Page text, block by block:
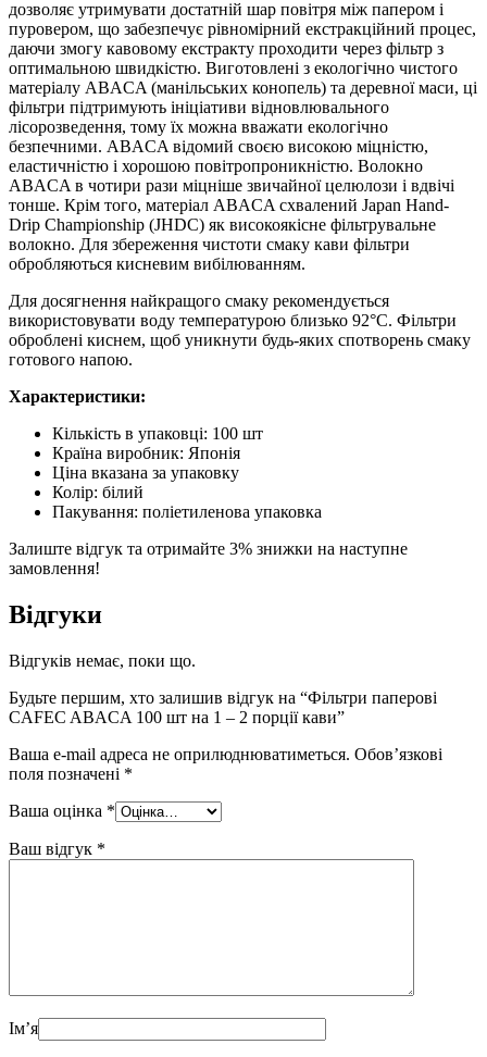
кількість
дозволяє утримувати достатній шар повітря між папером і
пуровером, що забезпечує рівномірний екстракційний процес,
даючи змогу кавовому екстракту проходити через фільтр з
оптимальною швидкістю. Виготовлені з екологічно чистого
матеріалу ABACA (манільських конопель) та деревної маси, ці
фільтри підтримують ініціативи відновлювального
лісорозведення, тому їх можна вважати екологічно
безпечними. ABACA відомий своєю високою міцністю,
еластичністю і хорошою повітропроникністю. Волокно
ABACA в чотири рази міцніше звичайної целюлози і вдвічі
тонше. Крім того, матеріал ABACA схвалений Japan Hand-
Drip Championship (JHDC) як високоякісне фільтрувальне
волокно. Для збереження чистоти смаку кави фільтри
обробляються кисневим вибілюванням.
Для досягнення найкращого смаку рекомендується
використовувати воду температурою близько 92°C. Фільтри
оброблені киснем, щоб уникнути будь-яких спотворень смаку
готового напою.
Характеристики:
Кількість в упаковці: 100 шт
Країна виробник: Японія
Ціна вказана за упаковку
Колір: білий
Пакування: поліетиленова упаковка
Залиште відгук та отримайте 3% знижки на наступне
замовлення!
Відгуки
Відгуків немає, поки що.
Будьте першим, хто залишив відгук на “Фільтри паперові
CAFEC ABACA 100 шт на 1 – 2 порції кави”
Ваша e-mail адреса не оприлюднюватиметься. Обов’язкові
поля позначені *
Ваша оцінка *
Ваш відгук *
Імʼя